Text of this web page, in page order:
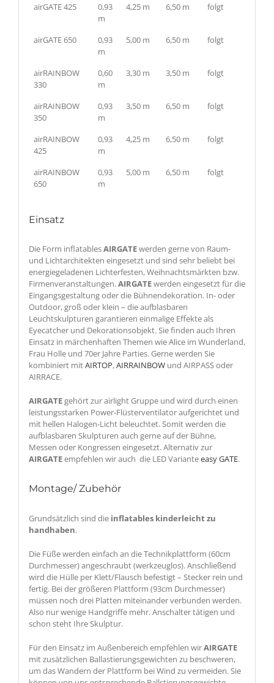
airGATE 425
0,93
m
4,25 m 6,50 m folgt
airGATE 650
0,93
m
5,00 m 6,50 m folgt
airRAINBOW
330
0,60
m
3,30 m 3,50 m folgt
airRAINBOW
350
0,93
m
3,50 m 6,50 m folgt
airRAINBOW
425
0,93
m
4,25 m 6,50 m folgt
airRAINBOW
650
0,93
m
5,00 m 6,50 m folgt
Einsatz
Die Form inflatablesAIRGATEwerden gerne von Raum-
und Lichtarchitekten eingesetzt und sind sehr beliebt bei
energiegeladenen Lichterfesten, Weihnachtsmärkten bzw.
Firmenveranstaltungen.AIRGATEwerden eingesetzt für die
Eingangsgestaltung oder die Bühnendekoration. In- oder
Outdoor, groß oder klein – die aufblasbaren
Leuchtskulpturen garantieren einmalige Effekte als
Eyecatcher und Dekorationsobjekt. Sie finden auch Ihren
Einsatz in märchenhaften Themen wie Alice im Wunderland,
Frau Holle und 70er Jahre Parties. Gerne werden Sie
kombiniert mitAIRTOP,AIRRAINBOWund AIRPASS oder
AIRRACE.
AIRGATEgehört zur airlight Gruppe und wird durch einen
leistungsstarken Power-Flüsterventilator aufgerichtet und
mit hellen Halogen-Licht beleuchtet. Somit werden die
aufblasbaren Skulpturen auch gerne auf der Bühne,
Messen oder Kongressen eingesetzt. Alternativ zur
AIRGATEempfehlen wir auch die LED Varianteeasy GATE.
Montage/ Zubehör
Grundsätzlich sind die inflatables kinderleicht zu
handhaben.
Die Füße werden einfach an die Technikplattform (60cm
Durchmesser) angeschraubt (werkzeuglos). Anschließend
wird die Hülle per Klett/Flausch befestigt – Stecker rein und
fertig. Bei der größeren Plattform (93cm Durchmesser)
müssen noch drei Platten miteinander verbunden werden.
Also nur wenige Handgriffe mehr. Anschalter tätigen und
schon steht Ihre Skulptur.
Für den Einsatz im Außenbereich empfehlen wirAIRGATE
mit zusätzlichen Ballastierungsgewichten zu beschweren,
um das Wandern der Plattform bei Wind zu vermeiden. Sie